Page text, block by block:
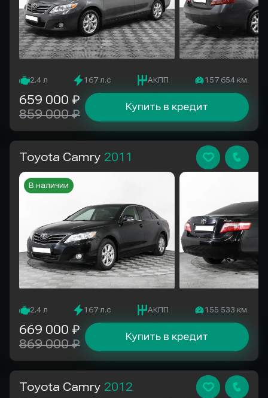
2.4 л 167 л.с АКПП 157 654 км.
Купить в кредит
659 000 ₽
859 000 ₽
Toyota Camry 2011
2.4 л 167 л.с АКПП 155 533 км.
В наличии
Купить в кредит
669 000 ₽
869 000 ₽
Toyota Camry 2012